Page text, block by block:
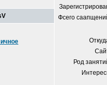
Фсего
Род